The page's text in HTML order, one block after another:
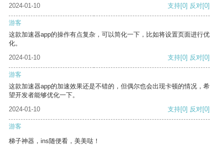
2024-01-10 支持[0] 反对[0]
游客
这款加速器app的操作有点复杂，可以简化一下，比如将设置页面进行优
化。
2024-01-10
支持[0] 反对[0]
游客
这款加速器app的加速效果还是不错的，但偶尔也会出现卡顿的情况，希
望开发者能够优化一下。
2024-01-10
支持[0] 反对[0]
游客
梯子神器，ins随便看，美美哒！